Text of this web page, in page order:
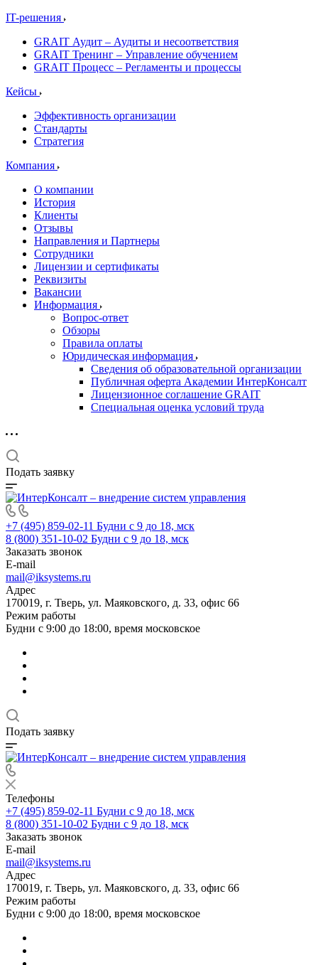
IT-решения
GRAIT Аудит – Аудиты и несоответствия
GRAIT Тренинг – Управление обучением
GRAIT Процесс – Регламенты и процессы
Кейсы
Эффективность организации
Стандарты
Стратегия
Компания
О компании
История
Клиенты
Отзывы
Направления и Партнеры
Сотрудники
Лицензии и сертификаты
Реквизиты
Вакансии
Информация
Вопрос-ответ
Обзоры
Правила оплаты
Юридическая информация
Сведения об образовательной организации
Публичная оферта Академии ИнтерКонсалт
Лицензионное соглашение GRAIT
Специальная оценка условий труда
Подать заявку
+7 (495) 859-02-11 Будни с 9 до 18, мск
8 (800) 351-10-02 Будни с 9 до 18, мск
Заказать звонок
E-mail
mail@iksystems.ru
Адрес
170019, г. Тверь, ул. Маяковского, д. 33, офис 66
Режим работы
Будни с 9:00 до 18:00, время московское
Подать заявку
Телефоны
+7 (495) 859-02-11 Будни с 9 до 18, мск
8 (800) 351-10-02 Будни с 9 до 18, мск
Заказать звонок
E-mail
mail@iksystems.ru
Адрес
170019, г. Тверь, ул. Маяковского, д. 33, офис 66
Режим работы
Будни с 9:00 до 18:00, время московское